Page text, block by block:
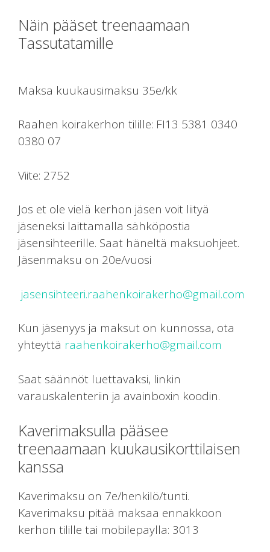
Näin pääset treenaamaan
Tassutatamille
Maksa kuukausimaksu 35e/kk
Raahen koirakerhon tilille: FI13 5381 0340
0380 07
Viite: 2752
Jos et ole vielä kerhon jäsen voit liityä
jäseneksi laittamalla sähköpostia
jäsensihteerille. Saat häneltä maksuohjeet.
Jäsenmaksu on 20e/vuosi
jasensihteeri.raahenkoirakerho@gmail.com
Kun jäsenyys ja maksut on kunnossa, ota
yhteyttä raahenkoirakerho@gmail.com
Saat säännöt luettavaksi, linkin
varauskalenteriin ja avainboxin koodin.
Kaverimaksulla pääsee
treenaamaan kuukausikorttilaisen
kanssa
Kaverimaksu on 7e/henkilö/tunti.
Kaverimaksu pitää maksaa ennakkoon
kerhon tilille tai mobilepaylla: 3013